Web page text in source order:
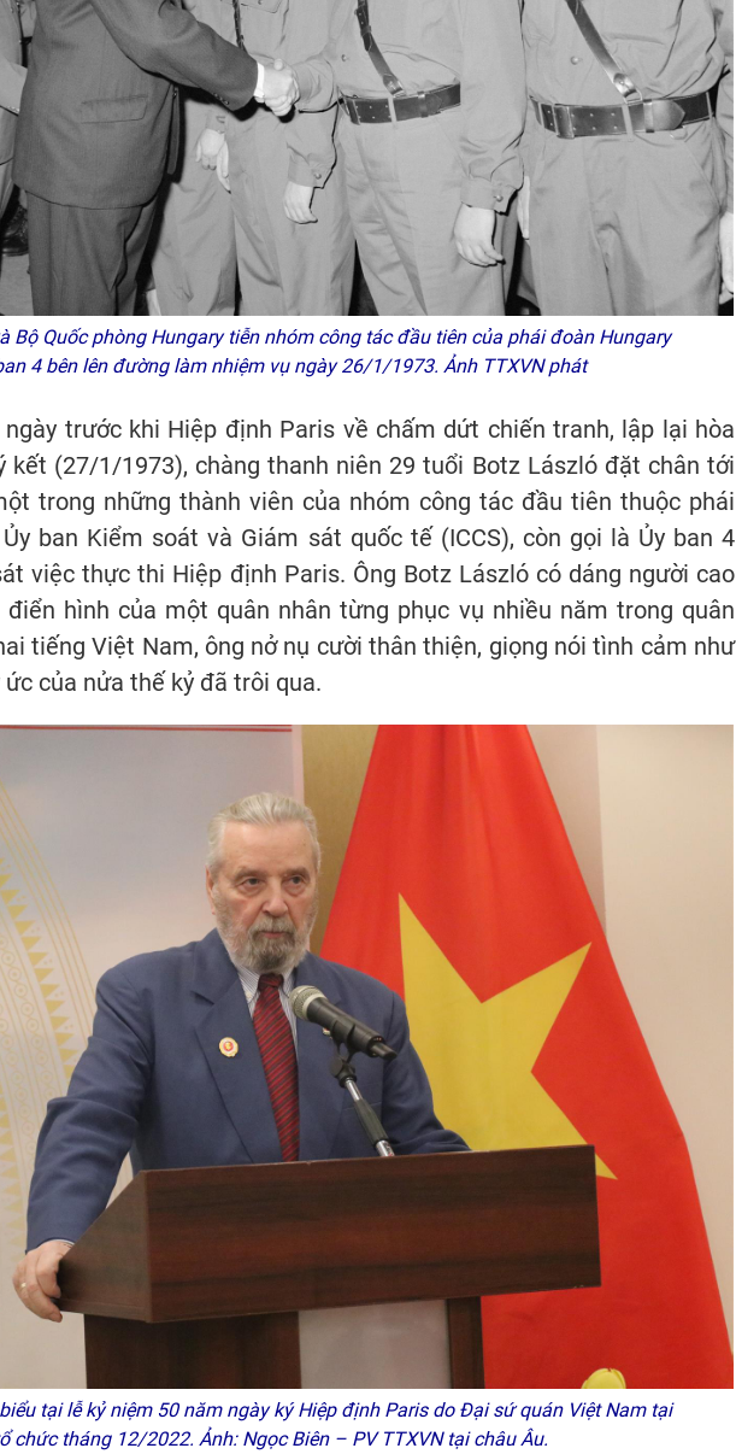
Bộ Quốc phòng Hungary tiễn nhóm công tác đầu tiên của phái đoàn Hungary
4 bên lên đường làm nhiệm vụ ngày 26/1/1973. Ảnh TTXVN phát
trước khi Hiệp định Paris về chấm dứt chiến tranh, lập lại hòa
kết (27/1/1973), chàng thanh niên 29 tuổi Botz László đặt chân tới
trong những thành viên của nhóm công tác đầu tiên thuộc phái
ban Kiểm soát và Giám sát quốc tế (ICCS), còn gọi là Ủy ban 4
việc thực thi Hiệp định Paris. Ông Botz László có dáng người cao
hình của một quân nhân từng phục vụ nhiều năm trong quân
tiếng Việt Nam, ông nở nụ cười thân thiện, giọng nói tình cảm như
của nửa thế kỷ đã trôi qua.
tại lễ kỷ niệm 50 năm ngày ký Hiệp định Paris do Đại sứ quán Việt Nam tại
chức tháng 12/2022. Ảnh: Ngọc Biên – PV TTXVN tại châu Âu.